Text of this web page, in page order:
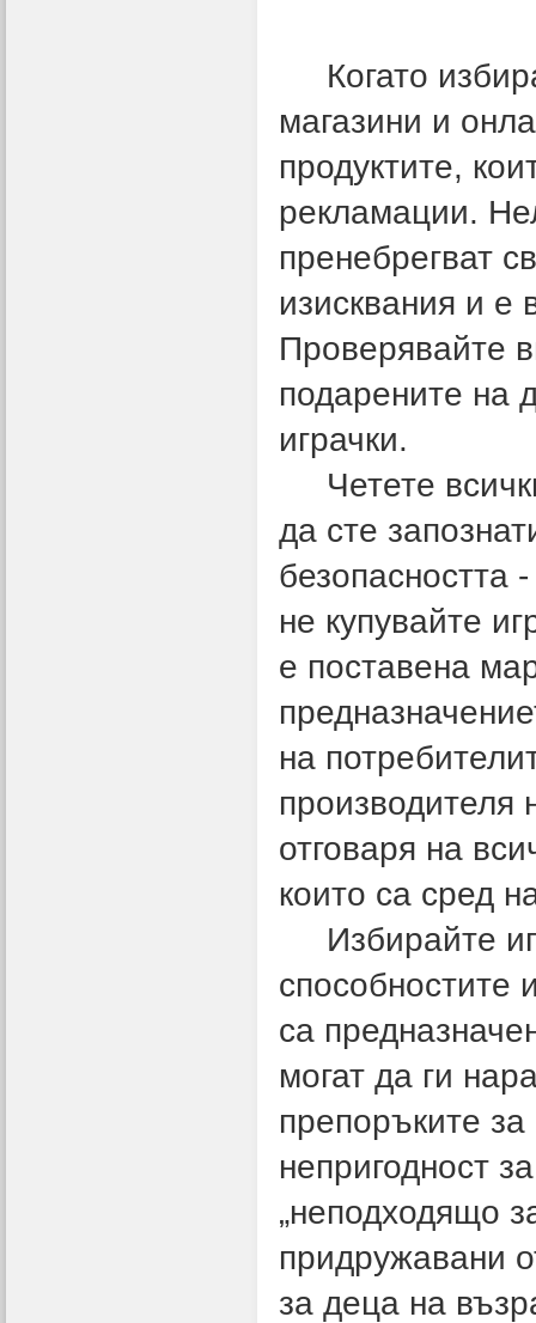
Когато
магазини и
продуктите,
рекламации.
пренебрегват
изисквания и
Проверявайте
подарените на
играчки.
Четете
да сте
безопасността
не купувайте
е поставена
на
производителя
отговаря на
които са сред
Избирайте
способностите
са
могат да ги
препоръките
непригодност
„неподходящо
придружавани
за деца на